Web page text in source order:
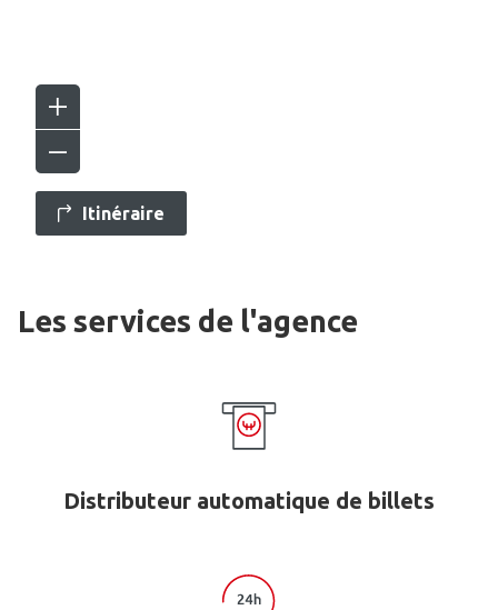
Itinéraire
Les services de l'agence
Distributeur automatique de billets